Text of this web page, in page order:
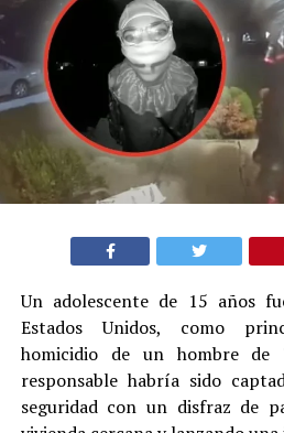
Un adolescente de 15 años
Estados Unidos, como
homicidio de un hombre de
responsable habría sido
seguridad con un disfraz de